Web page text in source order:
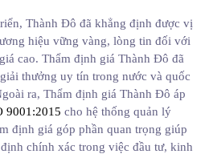
Thành Đô đã khẳng định được vị
hiệu vững vàng, lòng tin đối với
cao. Thẩm định giá Thành Đô đã
thưởng uy tín trong nước và quốc
ra, Thẩm định giá Thành Đô áp
9001:2015 cho hệ thống quản lý
định giá góp phần quan trọng giúp
chính xác trong việc đầu tư, kinh